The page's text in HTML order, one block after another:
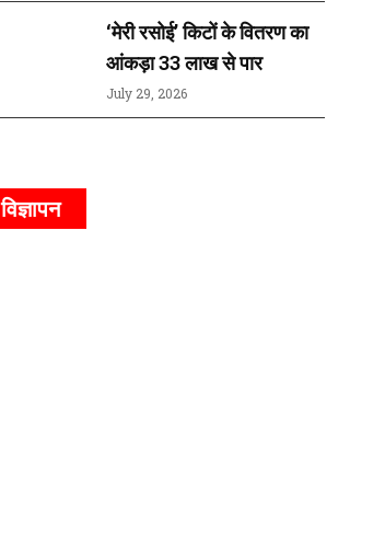
‘मेरी रसोई’ किटों के वितरण का
आंकड़ा 33 लाख से पार
July 29, 2026
विज्ञापन